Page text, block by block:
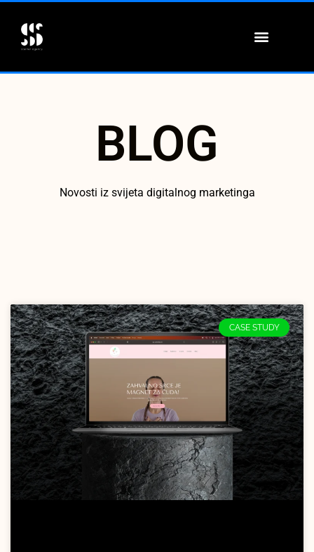
BLOG
Novosti iz svijeta digitalnog marketinga
CASE STUDY